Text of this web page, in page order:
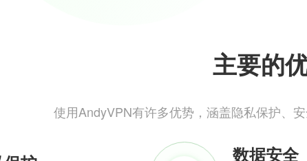
主要的
使用AndyVPN有许多优势，涵盖隐私保护、
数据安全